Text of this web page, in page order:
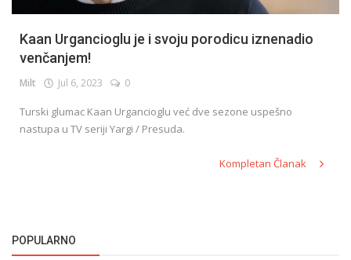
Kaan Urgancioglu je i svoju porodicu iznenadio
venčanjem!
Milt Jul 6, 2023 0
Turski glumac Kaan Urgancioglu već dve sezone uspešno
nastupa u TV seriji Yargi / Presuda.
Kompletan Članak
POPULARNO